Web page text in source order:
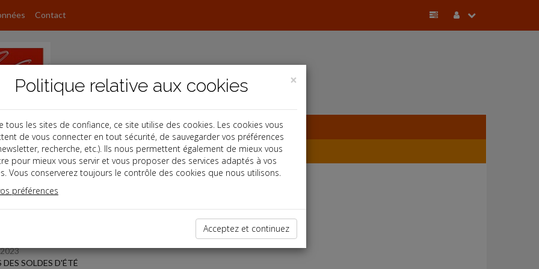
Contact
dernières dépêches
DES SOLDES D'ÉTÉ
×
Politique relative aux cookies
tous les sites de confiance, ce site utilise des cookies. Les cookies vous
de vous connecter en tout sécurité, de sauvegarder vos préférences
recherche, etc.). Ils nous permettent également de mieux vous
pour mieux vous servir et vous proposer des services adaptés à vos
Vous conserverez toujours le contrôle des cookies que nous utilisons.
préférences
Acceptez et continuez